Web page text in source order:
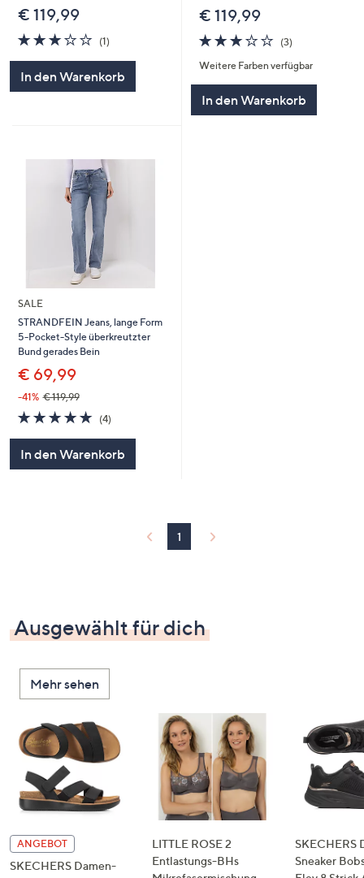
€ 119,99
3.0
von
(1)1
In den Warenkorb
€ 119,99
3.0
von
5
(3)3
Weitere Farben verfügbar
In den Warenkorb
SALE
STRANDFEIN Jeans, lange Form
5-Pocket-Style überkreutzter
Bund gerades Bein
€ 69,99
-41% € 119,99
5.0
von
(4)4
In den Warenkorb
1
Ausgewählt für dich
Mehr sehen
ANGEBOT
SKECHERS Damen-
LITTLE ROSE 2
Entlastungs-BHs
SKECHERS
Sneaker